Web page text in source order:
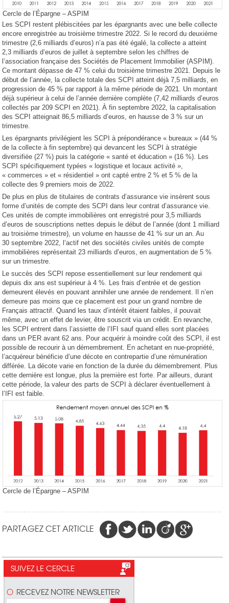
Cercle de l’Épargne – ASPIM
Les SCPI restent plébiscitées par les épargnants avec une belle collecte
encore enregistrée au troisième trimestre 2022. Si le record du deuxième
trimestre (2,6 milliards d’euros) n’a pas été égalé, la collecte a atteint
2,3 milliards d’euros de juillet à septembre selon les chiffres de
l’association française des Sociétés de Placement Immobilier (ASPIM).
Ce montant dépasse de 47 % celui du troisième trimestre 2021. Depuis le
début de l’année, la collecte totale des SCPI atteint déjà 7,5 milliards, en
progression de 45 % par rapport à la même période de 2021. Un montant
déjà supérieur à celui de l’année dernière complète (7,42 milliards d’euros
collectés par 209 SCPI en 2021). À fin septembre 2022, la capitalisation
des SCPI atteignait 86,5 milliards d’euros, en hausse de 3 % sur un
trimestre.
Les épargnants privilégient les SCPI à prépondérance « bureaux » (44 %
de la collecte à fin septembre) qui devancent les SCPI à stratégie
diversifiée (27 %) puis la catégorie « santé et éducation » (16 %). Les
SCPI spécifiquement typées « logistique et locaux activité »,
« commerces » et « résidentiel » ont capté entre 2 % et 5 % de la
collecte des 9 premiers mois de 2022.
De plus en plus de titulaires de contrats d’assurance vie insèrent sous
forme d’unités de compte des SCPI dans leur contrat d’assurance vie.
Ces unités de compte immobilières ont enregistré pour 3,5 milliards
d’euros de souscriptions nettes depuis le début de l’année (dont 1 milliard
au troisième trimestre), un volume en hausse de 41 % sur un an. Au
30 septembre 2022, l’actif net des sociétés civiles unités de compte
immobilières représentait 23 milliards d’euros, en augmentation de 5 %
sur un trimestre.
Le succès des SCPI repose essentiellement sur leur rendement qui
depuis dix ans est supérieur à 4 %. Les frais d’entrée et de gestion
demeurent élevés en pouvant annihiler une année de rendement. Il n’en
demeure pas moins que ce placement est pour un grand nombre de
Français attractif. Quand les taux d’intérêt étaient faibles, il pouvait
même, avec un effet de levier, être souscrit via un crédit. En revanche,
les SCPI entrent dans l’assiette de l’IFI sauf quand elles sont placées
dans un PER avant 62 ans. Pour acquérir à moindre coût des SCPI, il est
possible de recourir à un démembrement. En achetant en nue-propriété,
l’acquéreur bénéficie d’une décote en contrepartie d’une rémunération
différée. La décote varie en fonction de la durée du démembrement. Plus
cette dernière est longue, plus la première est forte. Par ailleurs, durant
cette période, la valeur des parts de SCPI à déclarer éventuellement à
l’IFI est faible.
Cercle de l’Épargne – ASPIM
PARTAGEZ CET ARTICLE
SUIVEZ LE CERCLE
RECEVEZ NOTRE NEWSLETTER